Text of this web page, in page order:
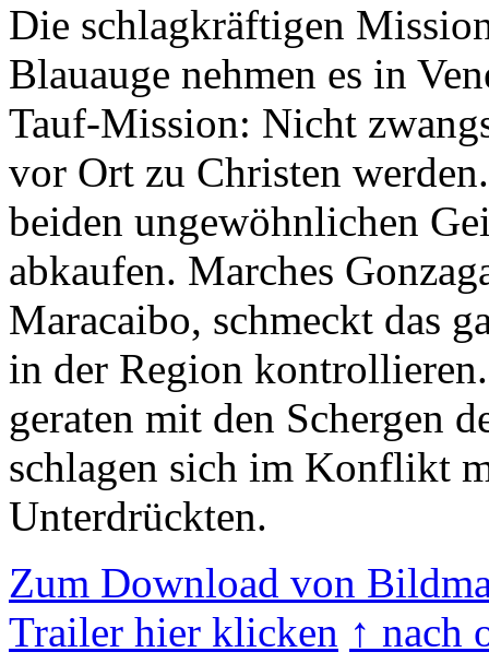
Die schlagkräftigen
Blauauge nehmen es in
Tauf-Mission: Nicht
vor Ort zu Christen
beiden ungewöhnlichen
abkaufen. Marches
Maracaibo, schmeckt das
in der Region
geraten mit den Schergen
schlagen sich im Konflikt
Unterdrückten.
Zum Download von
Trailer hier klicken ↑ nach